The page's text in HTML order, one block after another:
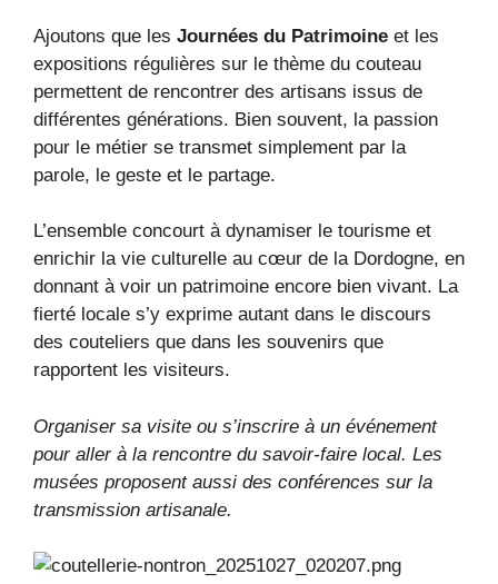
Ajoutons que les Journées du Patrimoine et les
expositions régulières sur le thème du couteau
permettent de rencontrer des artisans issus de
différentes générations. Bien souvent, la passion
pour le métier se transmet simplement par la
parole, le geste et le partage.
L’ensemble concourt à dynamiser le tourisme et
enrichir la vie culturelle au cœur de la Dordogne, en
donnant à voir un patrimoine encore bien vivant. La
fierté locale s’y exprime autant dans le discours
des couteliers que dans les souvenirs que
rapportent les visiteurs.
Organiser sa visite ou s’inscrire à un événement
pour aller à la rencontre du savoir-faire local. Les
musées proposent aussi des conférences sur la
transmission artisanale.